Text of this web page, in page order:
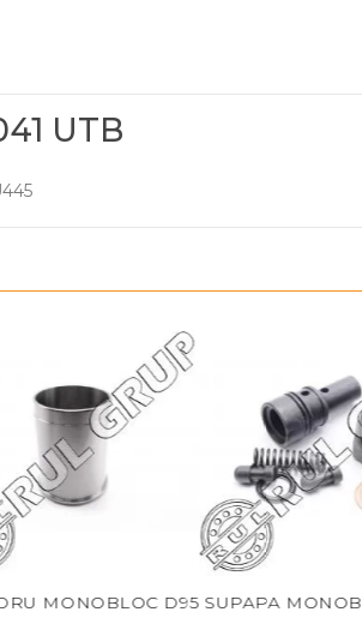
UTB
D95 SUPAPA MONOBLOC U445